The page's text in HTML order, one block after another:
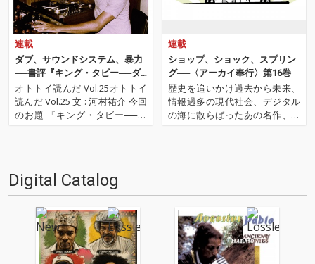
連載
ダブ、サウンドシステム、暴力
──書評『キング・タビー──ダ
ブの創始者、そしてレゲエの中
心にいた男』
オトトイ読んだ Vol.25オトトイ
読んだ Vol.25 文 : 河村祐介 今回
のお題 『キング・タビー──ダ
ブの創始者、そしてレゲエの中
連載
ショップ、ショック、スプリン
グ──〈アーカイ奉行〉第16巻
歴史を追いかけ過去から未来、
情報過多の現代社会、デジタル
の海に散らばったあの名作、こ
の名作たちをひとつにまとめる
音源 2.これまで未配信…
Digital Catalog